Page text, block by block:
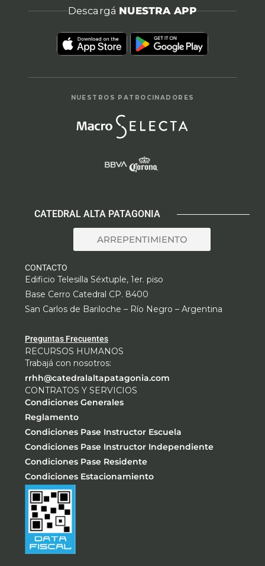
Descargá NUESTRA APP
NUESTROS PATROCINADORES
CATEDRAL ALTA PATAGONIA
ARREPENTIMIENTO
CONTACTO
Edificio Telesilla Séxtuple, 1er. piso
Base Cerro Catedral CP. 8400
San Carlos de Bariloche – Río Negro – Argentina
Preguntas Frecuentes
RECURSOS HUMANOS
Trabajá con nosotros:
rrhh@catedralaltapatagonia.com
CONTRATOS Y SERVICIOS
Condiciones Generales
Reglamento
Condiciones Pase Instructor Escuela
Condiciones Pase Instructor Independiente
Condiciones Pase Residente
Condiciones Estacionamiento